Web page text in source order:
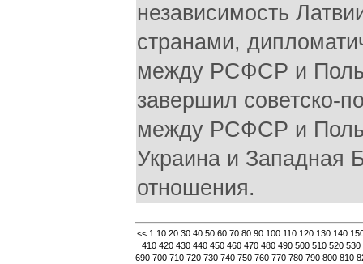
независимость
странами,
между РСФСР и
завершил советско-
между РСФСР и
Украина и Западная
отношения.
<< 1 10 20 30 40 50 60 70 80 90 100 110 120 130 140
410 420 430 440 450 460 470 480 490 500 510 520 530
690 700 710 720 730 740 750 760 770 780 790 800 810